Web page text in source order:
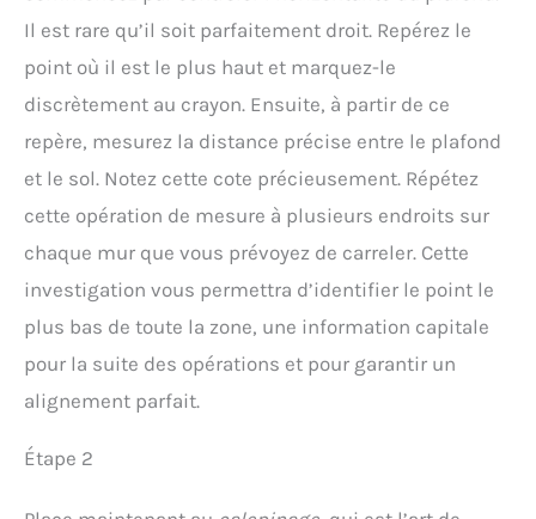
Il est rare qu’il soit parfaitement droit. Repérez le
point où il est le plus haut et marquez-le
discrètement au crayon. Ensuite, à partir de ce
repère, mesurez la distance précise entre le plafond
et le sol. Notez cette cote précieusement. Répétez
cette opération de mesure à plusieurs endroits sur
chaque mur que vous prévoyez de carreler. Cette
investigation vous permettra d’identifier le point le
plus bas de toute la zone, une information capitale
pour la suite des opérations et pour garantir un
alignement parfait.
Étape 2